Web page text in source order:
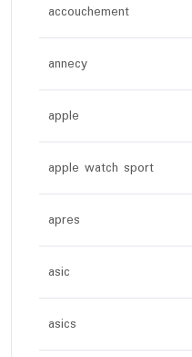
accouchement
annecy
apple
apple watch sport
apres
asic
asics